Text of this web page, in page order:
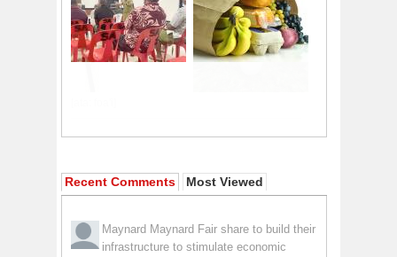
Recent Comments Most Viewed
Maynard Maynard Fair share to build their
infrastructure to stimulate economic